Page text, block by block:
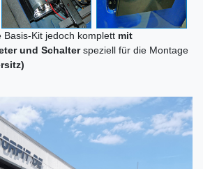
Basis-Kit jedoch komplett mit
und Schalterspeziell für die Montage